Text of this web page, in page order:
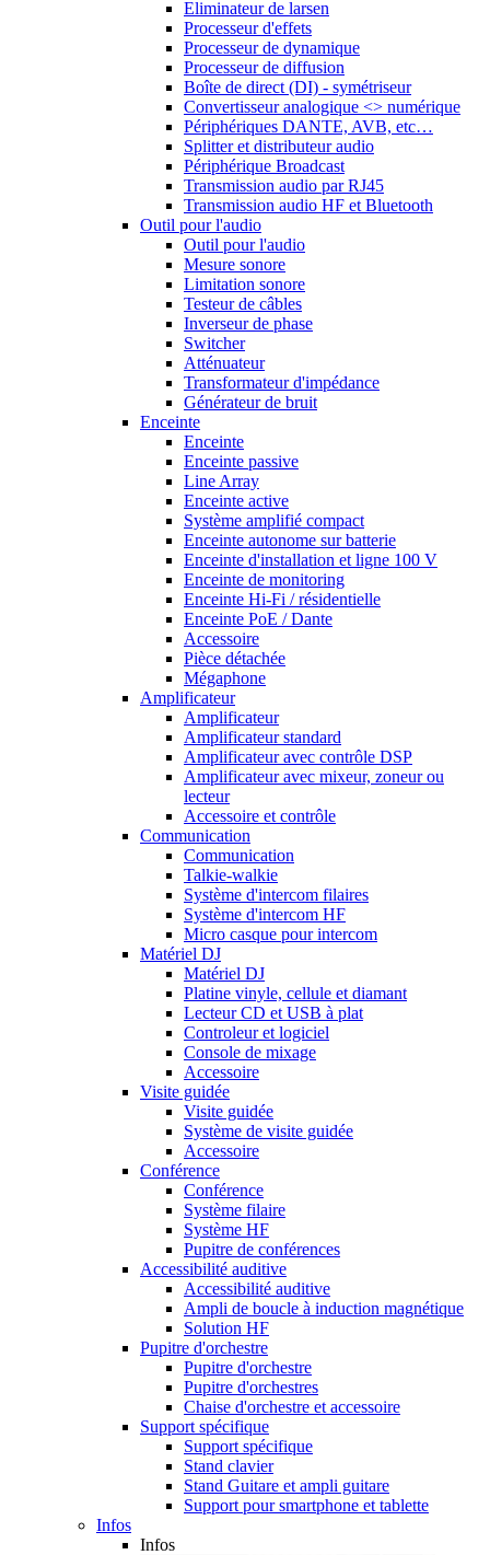
Eliminateur de larsen
Processeur d'effets
Processeur de dynamique
Processeur de diffusion
Boîte de direct (DI) - symétriseur
Convertisseur analogique <> numérique
Périphériques DANTE, AVB, etc…
Splitter et distributeur audio
Périphérique Broadcast
Transmission audio par RJ45
Transmission audio HF et Bluetooth
Outil pour l'audio
Outil pour l'audio
Mesure sonore
Limitation sonore
Testeur de câbles
Inverseur de phase
Switcher
Atténuateur
Transformateur d'impédance
Générateur de bruit
Enceinte
Enceinte
Enceinte passive
Line Array
Enceinte active
Système amplifié compact
Enceinte autonome sur batterie
Enceinte d'installation et ligne 100 V
Enceinte de monitoring
Enceinte Hi-Fi / résidentielle
Enceinte PoE / Dante
Accessoire
Pièce détachée
Mégaphone
Amplificateur
Amplificateur
Amplificateur standard
Amplificateur avec contrôle DSP
Amplificateur avec mixeur, zoneur ou
lecteur
Accessoire et contrôle
Communication
Communication
Talkie-walkie
Système d'intercom filaires
Système d'intercom HF
Micro casque pour intercom
Matériel DJ
Matériel DJ
Platine vinyle, cellule et diamant
Lecteur CD et USB à plat
Controleur et logiciel
Console de mixage
Accessoire
Visite guidée
Visite guidée
Système de visite guidée
Accessoire
Conférence
Conférence
Système filaire
Système HF
Pupitre de conférences
Accessibilité auditive
Accessibilité auditive
Ampli de boucle à induction magnétique
Solution HF
Pupitre d'orchestre
Pupitre d'orchestre
Pupitre d'orchestres
Chaise d'orchestre et accessoire
Support spécifique
Support spécifique
Stand clavier
Stand Guitare et ampli guitare
Support pour smartphone et tablette
Infos
Infos